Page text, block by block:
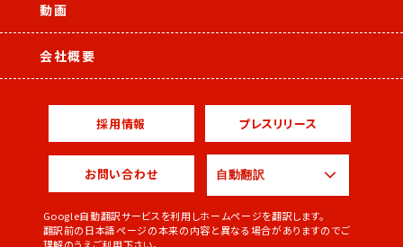
動画
会社概要
採用情報 プレスリリース
お問い合わせ
Google自動翻訳サービスを利用しホームページを翻訳します。
翻訳前の日本語ページの本来の内容と異なる場合がありますのでご